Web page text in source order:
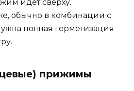
идёт сверху.
обычно в комбинации с
полная герметизация
прижимы